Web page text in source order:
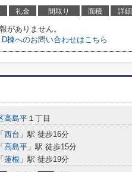
礼金 間取り 面積 詳細
がありません。
棟へのお問い合わせはこちら
高島平 １丁目
「 西台 」駅 徒歩16分
「 高島平 」駅 徒歩15分
「 蓮根 」駅 徒歩19分